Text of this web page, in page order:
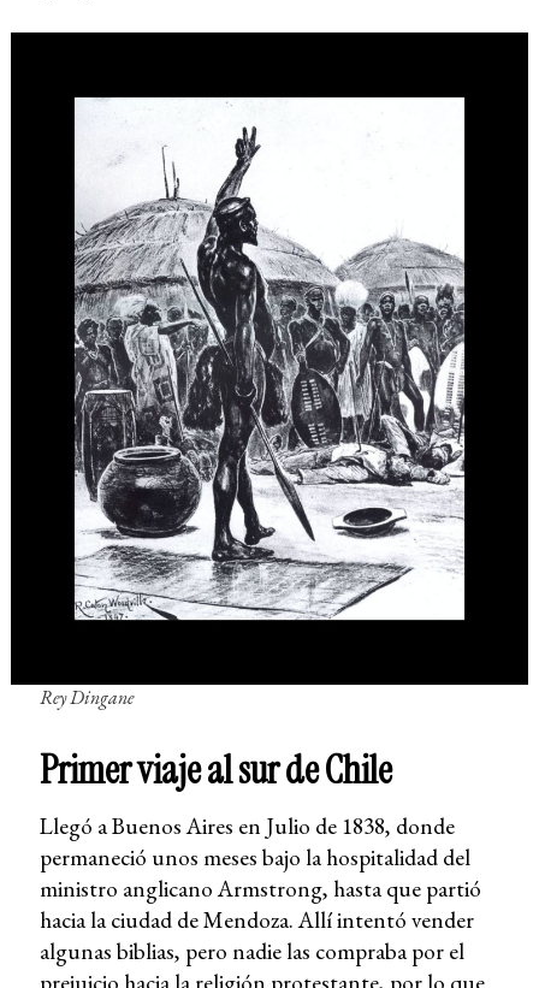
Rey Dingane
Primer viaje al sur de Chile
Llegó a Buenos Aires en Julio de 1838, donde
permaneció unos meses bajo la hospitalidad del
ministro anglicano Armstrong, hasta que partió
hacia la ciudad de Mendoza. Allí intentó vender
algunas biblias, pero nadie las compraba por el